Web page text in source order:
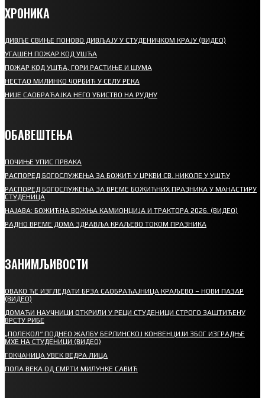
ХРОНИКА
ДИВЉЕ СВИЊЕ ПОНОВО ДИВЉАЈУ У СТУДЕНИЧКОМ КРАЈУ (ВИДЕО)
УГАШЕН ПОЖАР КОД УШЋА
ПОЖАР КОД УШЋА, ГОРИ РАСТИЊЕ И ШУМА
НЕСТАО МИЛИНКО ЧОРБИЋ У СЕЛУ РЕКА
НИЈЕ САОБРАЋАЈКА НЕГО УБИСТВО НА РУДНУ
ОБАВЕШТЕЊА
ПОЧИЊЕ УПИС ПРВАКА
РАСПОРЕД БОГОСЛУЖЕЊА ЗА БОЖИЋ У ЦРКВИ СВ. НИКОЛЕ У УШЋУ
РАСПОРЕД БОГОСЛУЖЕЊА ЗА ВРЕМЕ БОЖИЋНИХ ПРАЗНИКА У МАНАСТИРУ
СТУДЕНИЦА
НАЈАВА: БОЖИЋНА ВОЖЊА КАМИОНЏИЈА И ТРАКТОРА 2026. (ВИДЕО)
РАДНО ВРЕМЕ ДОМА ЗДРАВЉА КРАЉЕВО ТОКОМ ПРАЗНИКА
ЗАНИМЉИВОСТИ
ОВАКО ЋЕ ИЗГЛЕДАТИ БРЗА САОБРАЋАЈНИЦА КРАЉЕВО – НОВИ ПАЗАР
(ВИДЕО)
ДОМАЋИ НАУЧНИЦИ ОТКРИЛИ У РЕЦИ СТУДЕНИЦИ СТРОГО ЗАШТИЋЕНУ
ВРСТУ РИБЕ
„ПОЛЕКОЛ“ ПОДНЕО ЖАЛБУ БЕРЛИНСКОЈ КОНВЕНЦИЈИ ЗБОГ ИЗГРАДЊЕ
МХЕ НА СТУДЕНИЦИ (ВИДЕО)
ГОКЧАНИЦА УВЕК ВЕДРА ЛИЦА
ПОЛА ВЕКА ОД СМРТИ МИЛУНКЕ САВИЋ